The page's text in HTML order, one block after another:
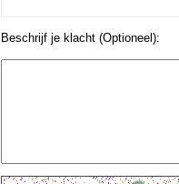
Beschrijf je klacht (Optioneel):